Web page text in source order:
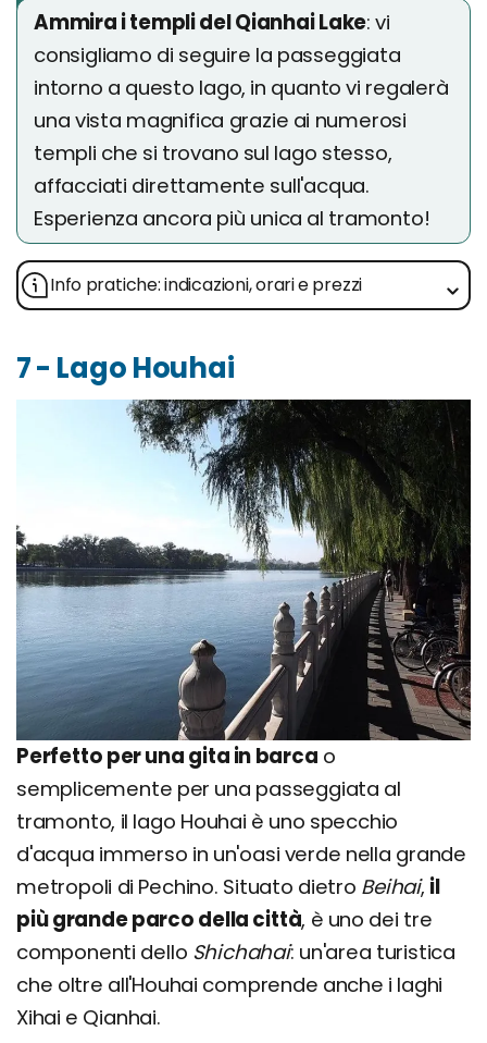
Ammira i templi del Qianhai Lake: vi
consigliamo di seguire la passeggiata
intorno a questo lago, in quanto vi regalerà
una vista magnifica grazie ai numerosi
templi che si trovano sul lago stesso,
affacciati direttamente sull'acqua.
Esperienza ancora più unica al tramonto!
Info pratiche: indicazioni, orari e prezzi
7 - Lago Houhai
Perfetto per una gita in barca o
semplicemente per una passeggiata al
tramonto, il lago Houhai è uno specchio
d'acqua immerso in un'oasi verde nella grande
metropoli di Pechino. Situato dietro Beihai, il
più grande parco della città, è uno dei tre
componenti dello Shichahai: un'area turistica
che oltre all'Houhai comprende anche i laghi
Xihai e Qianhai.